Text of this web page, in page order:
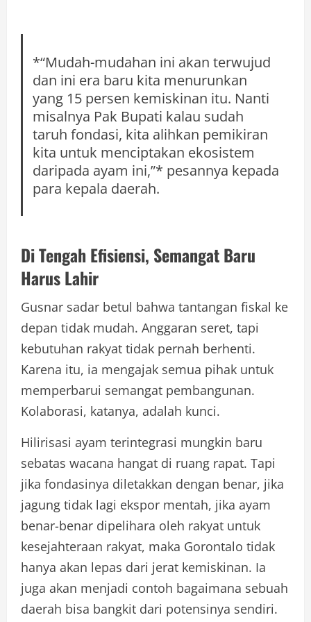
*“Mudah-mudahan ini akan terwujud
dan ini era baru kita menurunkan
yang 15 persen kemiskinan itu. Nanti
misalnya Pak Bupati kalau sudah
taruh fondasi, kita alihkan pemikiran
kita untuk menciptakan ekosistem
daripada ayam ini,”* pesannya kepada
para kepala daerah.
Di Tengah Efisiensi, Semangat Baru
Harus Lahir
Gusnar sadar betul bahwa tantangan fiskal ke
depan tidak mudah. Anggaran seret, tapi
kebutuhan rakyat tidak pernah berhenti.
Karena itu, ia mengajak semua pihak untuk
memperbarui semangat pembangunan.
Kolaborasi, katanya, adalah kunci.
Hilirisasi ayam terintegrasi mungkin baru
sebatas wacana hangat di ruang rapat. Tapi
jika fondasinya diletakkan dengan benar, jika
jagung tidak lagi ekspor mentah, jika ayam
benar-benar dipelihara oleh rakyat untuk
kesejahteraan rakyat, maka Gorontalo tidak
hanya akan lepas dari jerat kemiskinan. Ia
juga akan menjadi contoh bagaimana sebuah
daerah bisa bangkit dari potensinya sendiri.